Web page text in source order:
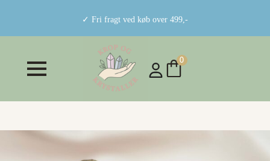
✓ Fri fragt ved køb over 499,-
0